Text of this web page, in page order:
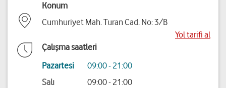
Konum
Cumhuriyet Mah. Turan Cad. No: 3/B
Yol tarifi al
Çalışma saatleri
Pazartesi
09:00 - 21:00
Salı
09:00 - 21:00